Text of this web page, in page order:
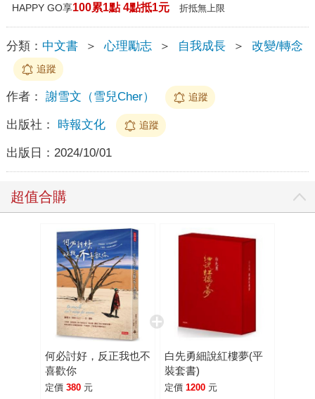
HAPPY GO享100累1點 4點抵1元 折抵無上限
分類： 中文書 ＞ 心理勵志 ＞ 自我成長 ＞ 改變/轉念
追蹤
作者： 謝雪文（雪兒Cher） 追蹤
出版社： 時報文化 追蹤
出版日： 2024/10/01
超值合購
何必討好，反正我也不
喜歡你
定價 380 元
白先勇細說紅樓夢(平
裝套書)
定價 1200 元